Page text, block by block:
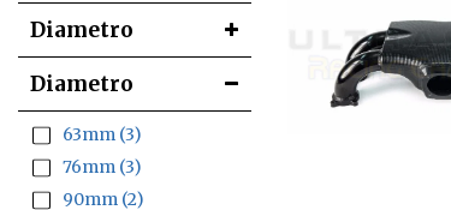
Diametro
63mm (3)
76mm (3)
90mm (2)
Diametro